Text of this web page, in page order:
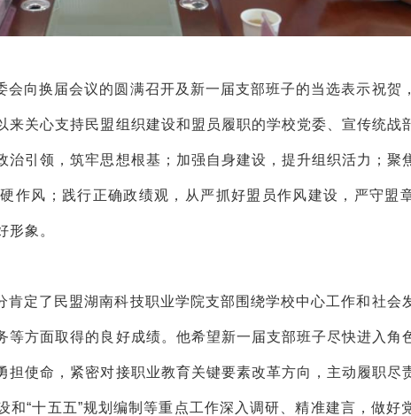
会向换届会议的圆满召开及新一届支部班子的当选表示祝贺
来关心支持民盟组织建设和盟员履职的学校党委、宣传统战
治引领，筑牢思想根基；加强自身建设，提升组织活力；聚
作风；践行正确政绩观，从严抓好盟员作风建设，严守盟
形象。
定了民盟湖南科技职业学院支部围绕学校中心工作和社会
等方面取得的良好成绩。他希望新一届支部班子尽快进入角
担使命，紧密对接职业教育关键要素改革方向，主动履职尽
和“十五五”规划编制等重点工作深入调研、精准建言，做好